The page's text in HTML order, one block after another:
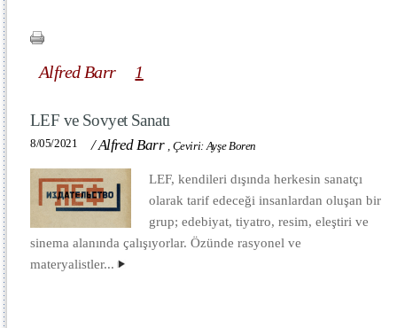
Alfred Barr 1
LEF ve Sovyet Sanatı
8/05/2021 /Alfred Barr , Çeviri: Ayşe Boren
LEF, kendileri dışında herkesin sanatçı
olarak tarif edeceği insanlardan oluşan bir
grup; edebiyat, tiyatro, resim, eleştiri ve
sinema alanında çalışıyorlar. Özünde rasyonel ve
materyalistler...